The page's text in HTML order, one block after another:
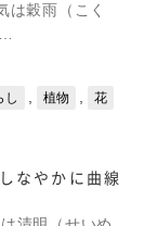
は穀雨（こく
し 植物 花
なやかに曲線